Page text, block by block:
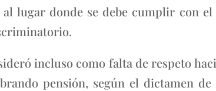
lugar donde se debe cumplir con
incluso como falta de respeto
pensión, según el dictamen